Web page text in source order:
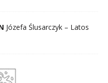
Józefa Ślusarczyk – Latos